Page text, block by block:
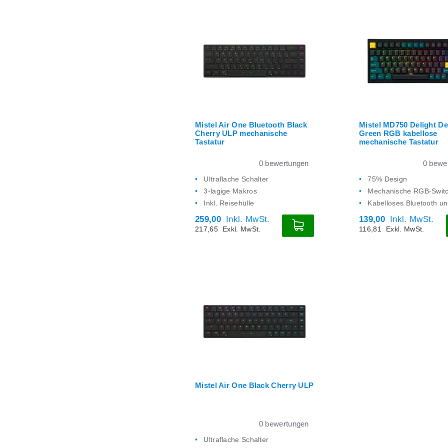
Mistel Air One Bluetooth Black
Cherry ULP mechanische
Tastatur
0 bewertungen
Ultraflache Schalter
3-lagige Makros
Inkl. Reisehülle
259,00 Inkl. MwSt.
217,65 Exkl. MwSt.
Mistel MD750 Delight
Green RGB kabellose
mechanische Tastatur
0
75% Design
Mechanische RGB-
Kabelloses Bluetooth
139,00 Inkl. MwSt.
116,81 Exkl. MwSt.
Mistel Air One Black Cherry ULP
0 bewertungen
Ultraflache Schalter